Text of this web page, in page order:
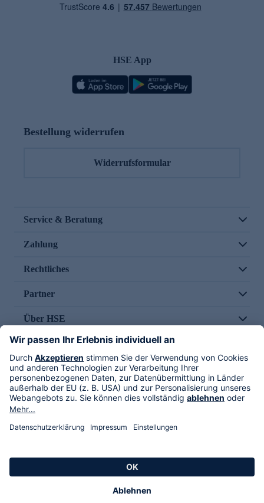
HSE App
Bestellung widerrufen
Widerrufsformular
Service & Beratung
Zahlung
Rechtliches
Partner
Über HSE
Im TV
HSE International